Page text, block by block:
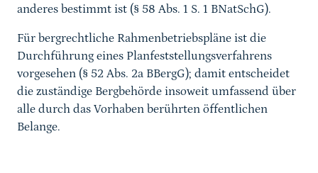
anderes bestimmt ist (§ 58 Abs. 1 S. 1 BNatSchG).
Für bergrechtliche Rahmenbetriebspläne ist die
Durchführung eines Planfeststellungsverfahrens
vorgesehen (§ 52 Abs. 2a BBergG); damit entscheidet
die zuständige Bergbehörde insoweit umfassend über
alle durch das Vorhaben berührten öffentlichen
Belange.